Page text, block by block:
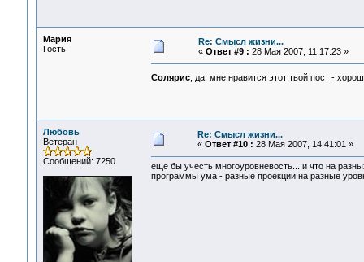
Мария
Гость
Re: Смысл жизни...
« Ответ #9 : 28 Мая 2007, 11:17:23 »
Солярис, да, мне нравится этот твой пост -
Любовь
Ветеран
Сообщений: 7250
Re: Смысл жизни...
« Ответ #10 : 28 Мая 2007, 14:41:01 »
еще бы учесть многоуровневость... и что на
программы ума - разные проекции на разные